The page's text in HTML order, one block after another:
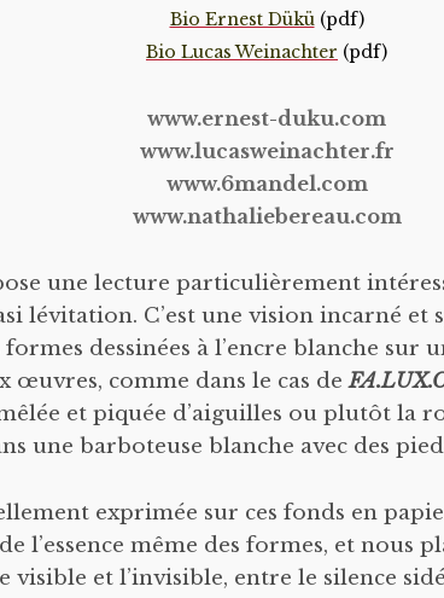
Bio Ernest Dükü(pdf)
Bio Lucas Weinachter (pdf)
www.ernest-duku.com
www.lucasweinachter.fr
www.6mandel.com
www.nathaliebereau.com
une lecture particulièrement
lévitation. C’est une vision incarné
dessinées à l’encre blanche sur
œuvres, comme dans le cas de
et piquée d’aiguilles ou plutôt la
une barboteuse blanche avec des
exprimée sur ces fonds en
l’essence même des formes, et nous
et l’invisible, entre le silence